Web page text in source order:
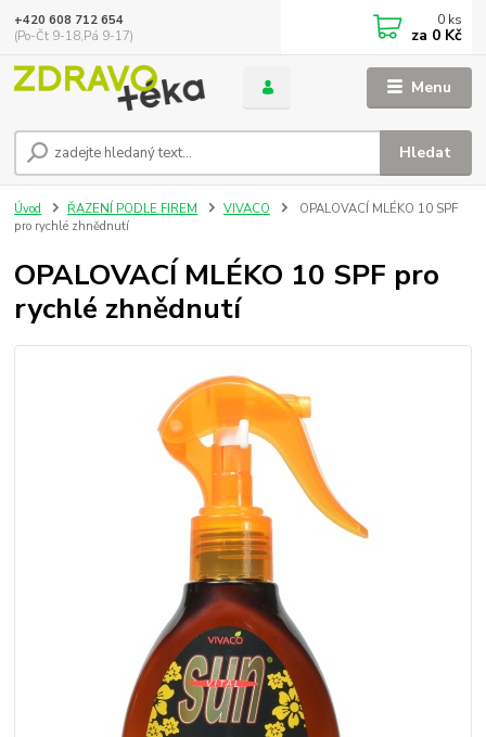
Menu
Hledat
+420 608 712 654
(Po-Čt 9-18,Pá 9-17)
0 ks
za 0 Kč
Úvod ŘAZENÍ PODLE FIREM VIVACO
OPALOVACÍ MLÉKO 10 SPF
pro rychlé zhnědnutí
OPALOVACÍ MLÉKO 10 SPF pro
rychlé zhnědnutí